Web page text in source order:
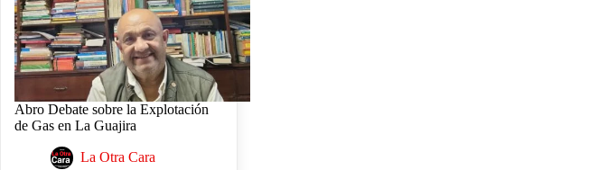
Abro Debate sobre la Explotación
de Gas en La Guajira
La Otra Cara